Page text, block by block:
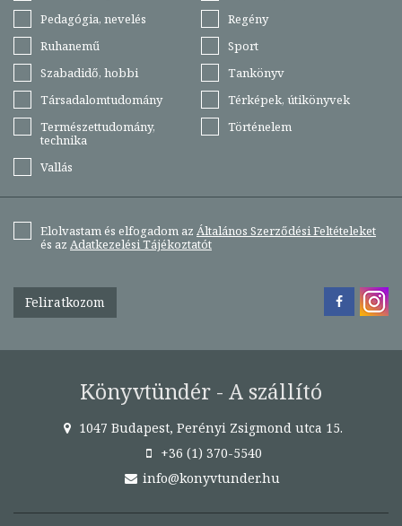
Pedagógia, nevelés
Regény
Ruhanemű
Sport
Szabadidő, hobbi
Tankönyv
Társadalomtudomány
Térképek, útikönyvek
Természettudomány,
technika
Történelem
Vallás
Elolvastam és elfogadom az Általános Szerződési Feltételeket
és az Adatkezelési Tájékoztatót
Feliratkozom
Könyvtündér - A szállító
1047 Budapest, Perényi Zsigmond utca 15.
+36 (1) 370-5540
info@konyvtunder.hu